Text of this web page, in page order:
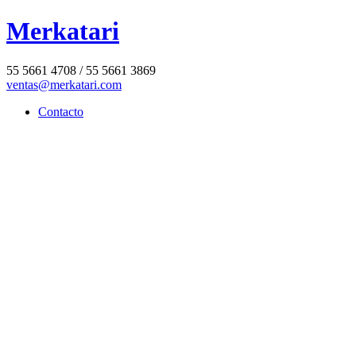
Merkatari
55 5661 4708 / 55 5661 3869
ventas@merkatari.com
Contacto